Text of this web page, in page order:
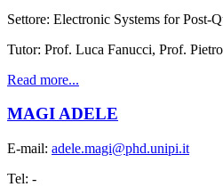
Settore: Electronic Systems for Post-
Tutor: Prof. Luca Fanucci, Prof.
Read more...
MAGI ADELE
E-mail: adele.magi@phd.unipi.it
Tel: -